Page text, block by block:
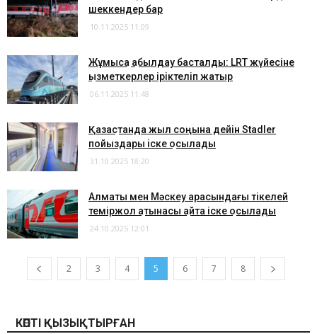
шеккендер бар
10.11.2025 11:09
​Жұмысқа қабылдау басталды: LRT жүйесіне
қызметкерлер іріктеліп жатыр
06.11.2025 11:48
​Қазақстанда жыл соңына дейін Stadler
пойыздары іске қосылады
31.10.2025 18:20
Алматы мен Мәскеу арасындағы тікелей
теміржол қатынасы қайта іске қосылады
24.10.2025 12:01
2 3 4 5 6 7 8
КӨПТІ ҚЫЗЫҚТЫРҒАН